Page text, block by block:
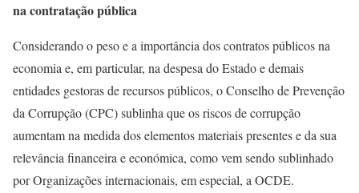
na contratação pública
Considerando o peso e a importância dos contratos públicos na
economia e, em particular, na despesa do Estado e demais
entidades gestoras de recursos públicos, o Conselho de Prevenção
da Corrupção (CPC) sublinha queos riscos de corrupção
aumentam na medida dos elementos materiais presentes e da sua
relevância financeira e económica, como vem sendo sublinhado
por Organizações internacionais, em especial, a OCDE.